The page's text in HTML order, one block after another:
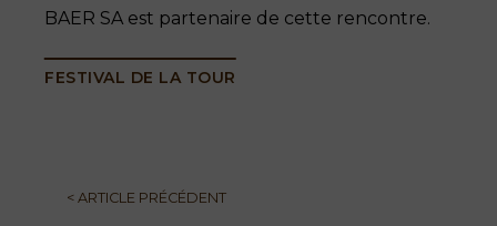
BAER SA est partenaire de cette rencontre.
FESTIVAL DE LA TOUR
< ARTICLE PRÉCÉDENT